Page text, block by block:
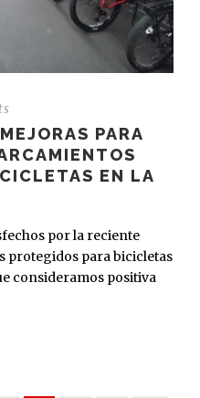
PARA
EN LA
por la reciente
protegidos para bicicletas
consideramos positiva